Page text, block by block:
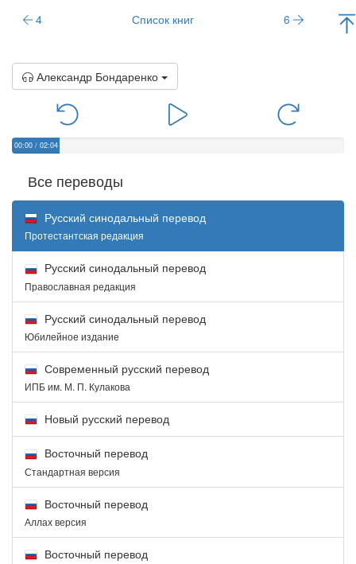
4 Список книг 6
Александр Бондаренко
00:00 / 02:04
Все переводы
Русский синодальный перевод
Протестантская редакция
Русский синодальный перевод
Православная редакция
Русский синодальный перевод
Юбилейное издание
Современный русский перевод
ИПБ им. М. П. Кулакова
Новый русский перевод
Восточный перевод
Стандартная версия
Восточный перевод
Аллах версия
Восточный перевод